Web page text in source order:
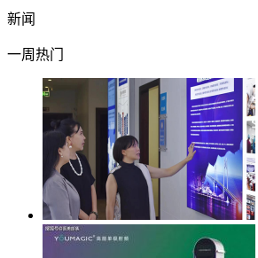
新闻
一周热门